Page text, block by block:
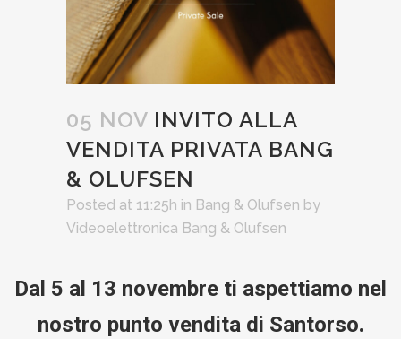
05 NOV INVITO ALLA
VENDITA PRIVATA BANG
& OLUFSEN
Posted at 11:25h in Bang & Olufsen by
Videoelettronica Bang & Olufsen
Dal 5 al 13 novembre ti aspettiamo nel
nostro punto vendita di Santorso.